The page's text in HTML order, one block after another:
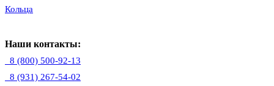
Кольца
Наши контакты:
8 (800) 500-92-13
8 (931) 267-54-02